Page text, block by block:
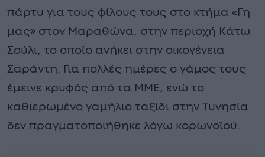
πάρτυ για τους φίλους τους στο κτήμα «Γη
μας» στον Μαραθώνα, στην περιοχή Κάτω
Σούλι, το οποίο ανήκει στην οικογένεια
Σαράντη. Για πολλές ημέρες ο γάμος τους
έμεινε κρυφός από τα ΜΜΕ, ενώ το
καθιερωμένο γαμήλιο ταξίδι στην Τυνησία
δεν πραγματοποιήθηκε λόγω κορωνοϊού.